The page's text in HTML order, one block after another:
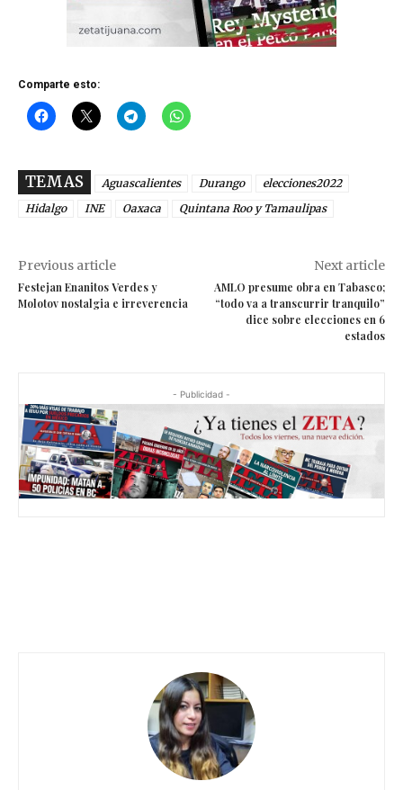
Comparte esto:
TEMAS Aguascalientes Durango
elecciones2022
Hidalgo
INE Oaxaca Quintana Roo y Tamaulipas
Previous article
Festejan Enanitos Verdes y
Molotov nostalgia e irreverencia
Next article
AMLO presume obra en Tabasco;
“todo va a transcurrir tranquilo”
dice sobre elecciones en 6
estados
- Publicidad -